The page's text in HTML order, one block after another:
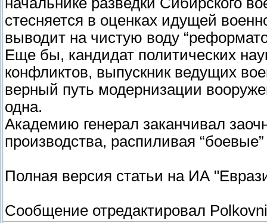
стесняется в оценках идущей
выводит на чистую воду
Еще бы, кандидат политических
конфликтов, выпускник ведущих
верный путь модернизации
одна.
Академию генерал заканчивал
производства, распиливая
Полная версия статьи на ИА
Сообщение отредактировал